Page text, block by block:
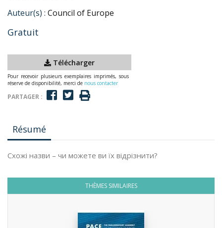
Auteur(s) : Council of Europe
Gratuit
Télécharger
Pour recevoir plusieurs exemplaires imprimés, sous
réserve de disponibilité, merci de nous contacter
PARTAGER :
Résumé
Схожі назви – чи можете ви їх відрізнити?
THÈMES SIMILAIRES